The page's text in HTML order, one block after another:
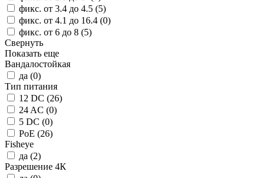
фикс. от 3.4 до 4.5 (5)
фикс. от 4.1 до 16.4 (0)
фикс. от 6 до 8 (5)
Свернуть
Показать еще
Вандалостойкая
да (0)
Тип питания
12 DC (26)
24 AC (0)
5 DC (0)
PoE (26)
Fisheye
да (2)
Разрешение 4К